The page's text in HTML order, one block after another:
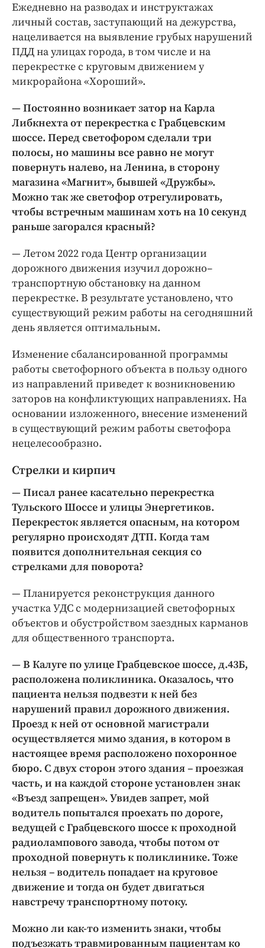
Ежедневно на разводах и инструктажах
личный состав, заступающий на дежурства,
нацеливается на выявление грубых нарушений
ПДД на улицах города, в том числе и на
перекрестке с круговым движением у
микрорайона «Хороший».
— Постоянно возникает затор на Карла
Либкнехта от перекрестка с Грабцевским
шоссе. Перед светофором сделали три
полосы, но машины все равно не могут
повернуть налево, на Ленина, в сторону
магазина «Магнит», бывшей «Дружбы».
Можно так же светофор отрегулировать,
чтобы встречным машинам хоть на 10 секунд
раньше загорался красный?
— Летом 2022 года Центр организации
дорожного движения изучил дорожно–
транспортную обстановку на данном
перекрестке. В результате установлено, что
существующий режим работы на сегодняшний
день является оптимальным.
Изменение сбалансированной программы
работы светофорного объекта в пользу одного
из направлений приведет к возникновению
заторов на конфликтующих направлениях. На
основании изложенного, внесение изменений
в существующий режим работы светофора
нецелесообразно.
Стрелки и кирпич
— Писал ранее касательно перекрестка
Тульского Шоссе и улицы Энергетиков.
Перекресток является опасным, на котором
регулярно происходят ДТП. Когда там
появится дополнительная секция со
стрелками для поворота?
— Планируется реконструкция данного
участка УДС с модернизацией светофорных
объектов и обустройством заездных карманов
для общественного транспорта.
— В Калуге по улице Грабцевское шоссе, д.43Б,
расположена поликлиника. Оказалось, что
пациента нельзя подвезти к ней без
нарушений правил дорожного движения.
Проезд к ней от основной магистрали
осуществляется мимо здания, в котором в
настоящее время расположено похоронное
бюро. С двух сторон этого здания – проезжая
часть, и на каждой стороне установлен знак
«Въезд запрещен». Увидев запрет, мой
водитель попытался проехать по дороге,
ведущей с Грабцевского шоссе к проходной
радиолампового завода, чтобы потом от
проходной повернуть к поликлинике. Тоже
нельзя – водитель попадает на круговое
движение и тогда он будет двигаться
навстречу транспортному потоку.
Можно ли как-то изменить знаки, чтобы
подъезжать травмированным пациентам ко